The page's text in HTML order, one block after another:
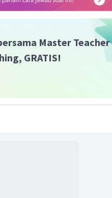
Master Teacher
GRATIS!